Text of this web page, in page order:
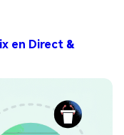
en Direct &